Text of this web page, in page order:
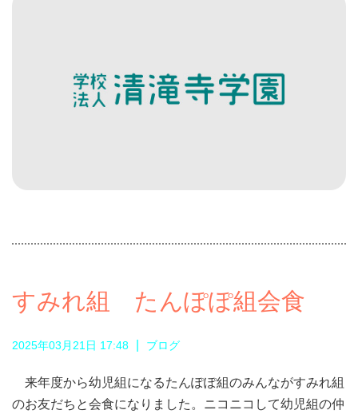
すみれ組 たんぽぽ組会食
2025年03月21日 17:48 ブログ
来年度から幼児組になるたんぽぽ組のみんながすみれ組
のお友だちと会食になりました。ニコニコして幼児組の仲